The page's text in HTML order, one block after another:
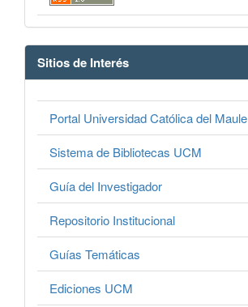
Sitios de Interés
Portal Universidad Católica del Maule
Sistema de Bibliotecas UCM
Guía del Investigador
Repositorio Institucional
Guías Temáticas
Ediciones UCM